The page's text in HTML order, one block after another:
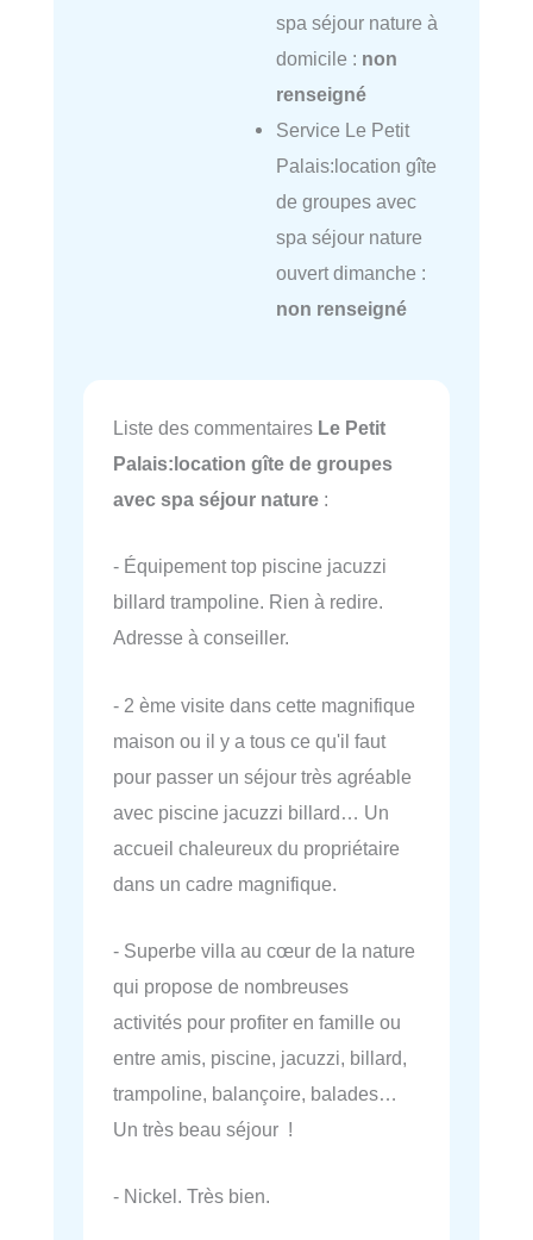
spa séjour nature à
domicile : non
renseigné
Service Le Petit
Palais:location gîte
de groupes avec
spa séjour nature
ouvert dimanche :
non renseigné
Liste des commentaires Le Petit
Palais:location gîte de groupes
avec spa séjour nature :
- Équipement top piscine jacuzzi
billard trampoline. Rien à redire.
Adresse à conseiller.
- 2 ème visite dans cette magnifique
maison ou il y a tous ce qu'il faut
pour passer un séjour très agréable
avec piscine jacuzzi billard… Un
accueil chaleureux du propriétaire
dans un cadre magnifique.
- Superbe villa au cœur de la nature
qui propose de nombreuses
activités pour profiter en famille ou
entre amis, piscine, jacuzzi, billard,
trampoline, balançoire, balades…
Un très beau séjour !
- Nickel. Très bien.